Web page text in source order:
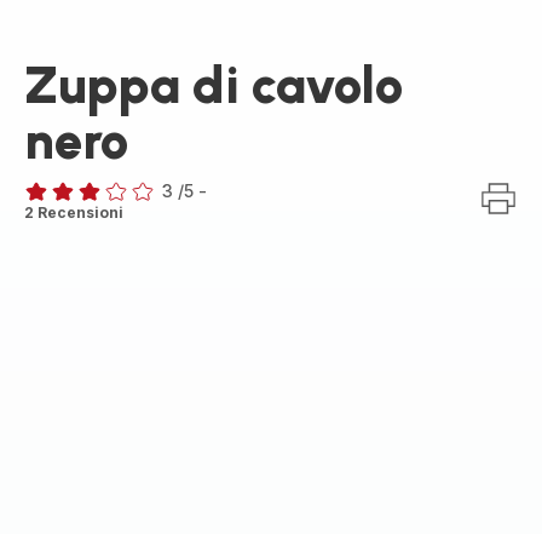
Zuppa di cavolo
nero
Recensione
3 /5 -
2 Recensioni